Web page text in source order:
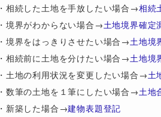
・相続した土地を手放したい場合→相続
・境界がわからない場合→土地境界確定
・境界をはっきりさせたい場合→土地境
・相続前に土地を分けたい場合→土地境
・土地の利用状況を変更したい場合→土
・数筆の土地を１筆にしたい場合→土地
・新築した場合→建物表題登記